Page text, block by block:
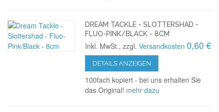
DREAM TACKLE - SLOTTERSHAD -
FLUO-PINK/BLACK - 8CM
Inkl. MwSt., zzgl.Versandkosten 0,60 €
DETAILS ANZEIGEN
100fach kopiert - bei uns erhalten Sie
das Original! mehr dazu